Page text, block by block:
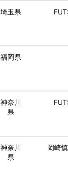
埼玉県
福岡県
神奈川
県
神奈川
県
岡崎